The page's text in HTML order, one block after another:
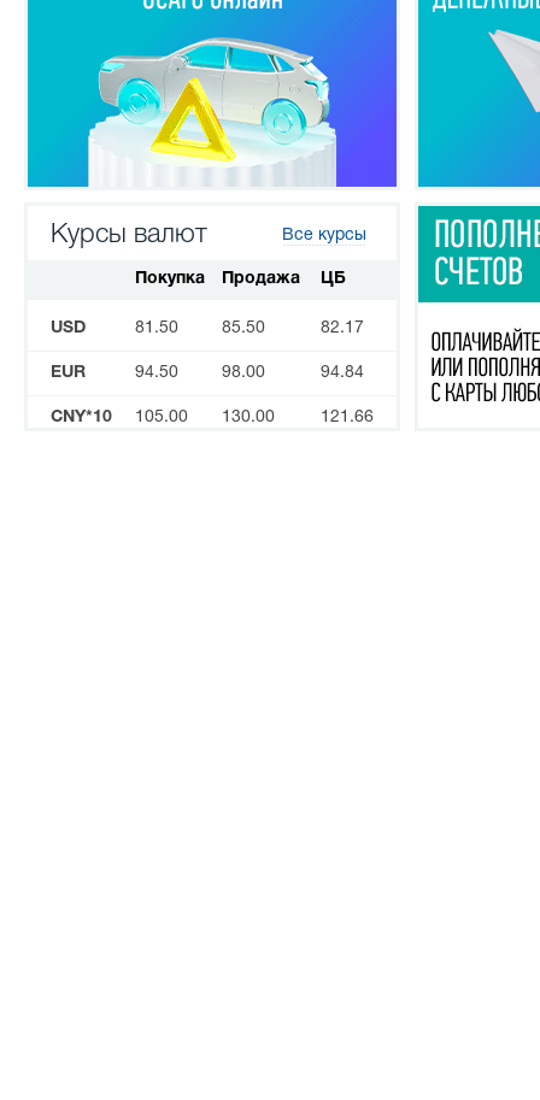
Курсы валют Все курсы
Покупка Продажа ЦБ
USD 81.50 85.50 82.17
EUR 94.50 98.00 94.84
CNY*10 105.00 130.00 121.66